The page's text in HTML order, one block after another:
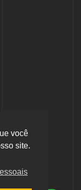
Pessoais
você
site.